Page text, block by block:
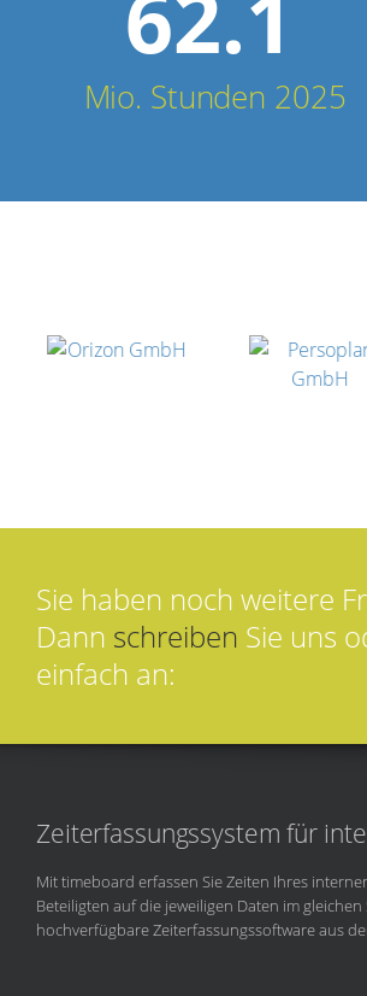
Mio. Stunden 2025
Sie haben noch weitere
Dann schreiben Sie uns
einfach an:
Zeiterfassungssystem für
Mit timeboard erfassen Sie Zeiten Ihres
Beteiligten auf die jeweiligen Daten im
hochverfügbare Zeiterfassungssoftware aus